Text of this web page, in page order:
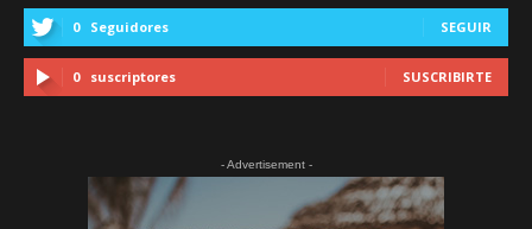
0 Seguidores SEGUIR
0 suscriptores SUSCRIBIRTE
- Advertisement -